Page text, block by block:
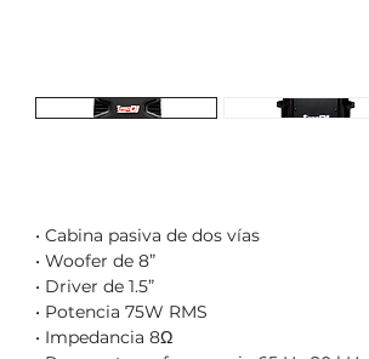
• Cabina pasiva de dos vías
• Woofer de 8”
• Driver de 1.5”
• Potencia 75W RMS
• Impedancia 8Ω